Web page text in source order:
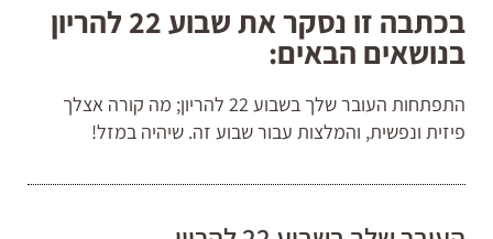
בכתבה זו נסקר את שבוע 22 להריון
בנושאים הבאים:
התפתחות העובר שלך בשבוע 22 להריון; מה קורה אצלך
פיזית ונפשית, והמלצות עבור שבוע זה. שיהיה במזל!